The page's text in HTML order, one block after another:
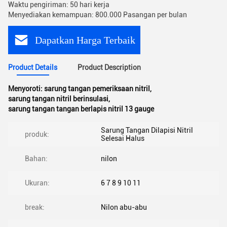
Waktu pengiriman: 50 hari kerja
Menyediakan kemampuan: 800.000 Pasangan per bulan
Dapatkan Harga Terbaik
Product Details Product Description
Menyoroti: sarung tangan pemeriksaan nitril ,
sarung tangan nitril berinsulasi,
sarung tangan tangan berlapis nitril 13 gauge
produk:
Sarung Tangan Dilapisi Nitril
Selesai Halus
Bahan: nilon
Ukuran: 6 7 8 9 10 11
break: Nilon abu-abu